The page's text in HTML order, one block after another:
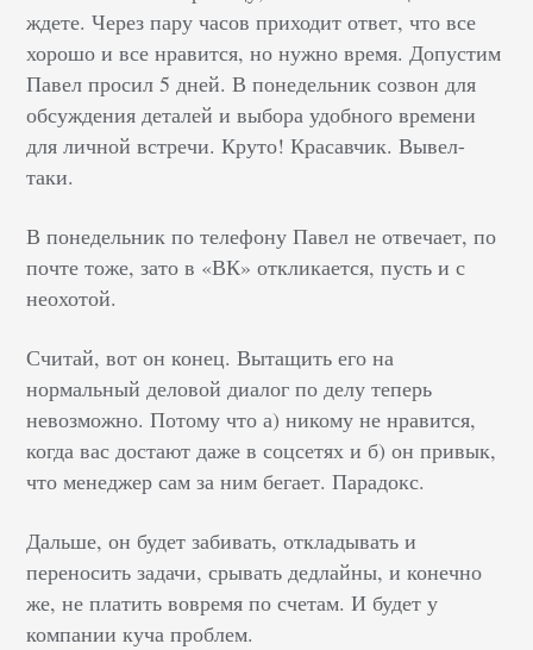
ждете. Через пару часов приходит ответ, что все
хорошо и все нравится, но нужно время. Допустим
Павел просил 5 дней. В понедельник созвон для
обсуждения деталей и выбора удобного времени
для личной встречи. Круто! Красавчик. Вывел-
таки.
В понедельник по телефону Павел не отвечает, по
почте тоже, зато в «ВК» откликается, пусть и с
неохотой.
Считай, вот он конец. Вытащить его на
нормальный деловой диалог по делу теперь
невозможно. Потому что а) никому не нравится,
когда вас достают даже в соцсетях и б) он привык,
что менеджер сам за ним бегает. Парадокс.
Дальше, он будет забивать, откладывать и
переносить задачи, срывать дедлайны, и конечно
же, не платить вовремя по счетам. И будет у
компании куча проблем.